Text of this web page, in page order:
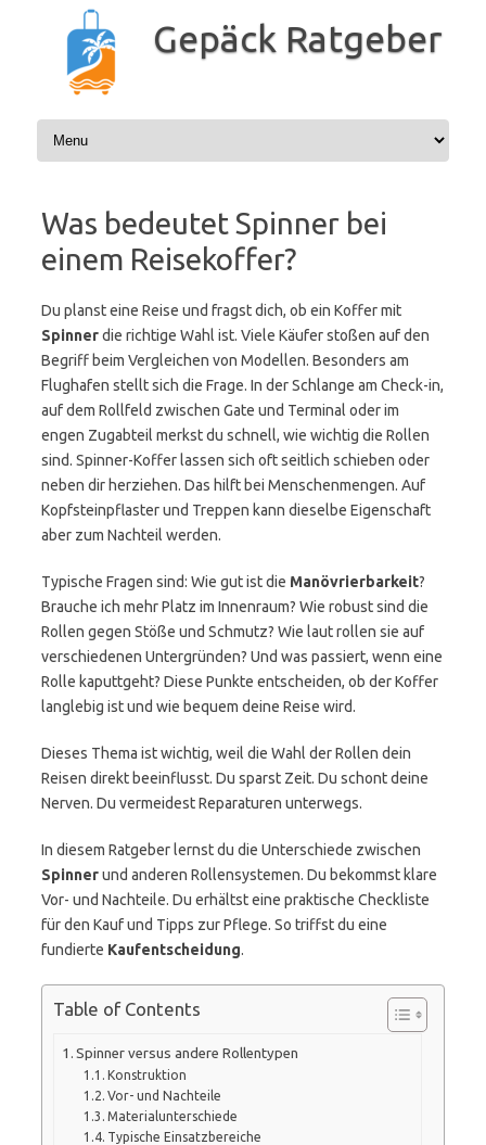
springen
Gepäck Ratgeber
Was bedeutet Spinner bei
einem Reisekoffer?
Du planst eine Reise und fragst dich, ob ein Koffer mit
Spinnerdie richtige Wahl ist. Viele Käufer stoßen auf den
Begriff beim Vergleichen von Modellen. Besonders am
Flughafen stellt sich die Frage. In der Schlange am Check-in,
auf dem Rollfeld zwischen Gate und Terminal oder im
engen Zugabteil merkst du schnell, wie wichtig die Rollen
sind. Spinner-Koffer lassen sich oft seitlich schieben oder
neben dir herziehen. Das hilft bei Menschenmengen. Auf
Kopfsteinpflaster und Treppen kann dieselbe Eigenschaft
aber zum Nachteil werden.
Typische Fragen sind: Wie gut ist die Manövrierbarkeit?
Brauche ich mehr Platz im Innenraum? Wie robust sind die
Rollen gegen Stöße und Schmutz? Wie laut rollen sie auf
verschiedenen Untergründen? Und was passiert, wenn eine
Rolle kaputtgeht? Diese Punkte entscheiden, ob der Koffer
langlebig ist und wie bequem deine Reise wird.
Dieses Thema ist wichtig, weil die Wahl der Rollen dein
Reisen direkt beeinflusst. Du sparst Zeit. Du schont deine
Nerven. Du vermeidest Reparaturen unterwegs.
In diesem Ratgeber lernst du die Unterschiede zwischen
Spinnerund anderen Rollensystemen. Du bekommst klare
Vor- und Nachteile. Du erhältst eine praktische Checkliste
für den Kauf und Tipps zur Pflege. So triffst du eine
fundierte Kaufentscheidung.
Table of Contents
Spinner versus andere Rollentypen
Konstruktion
Vor- und Nachteile
Materialunterschiede
Typische Einsatzbereiche